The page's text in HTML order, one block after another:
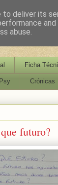
Ficha
Crónicas
futuro?
deliver its
abuse.